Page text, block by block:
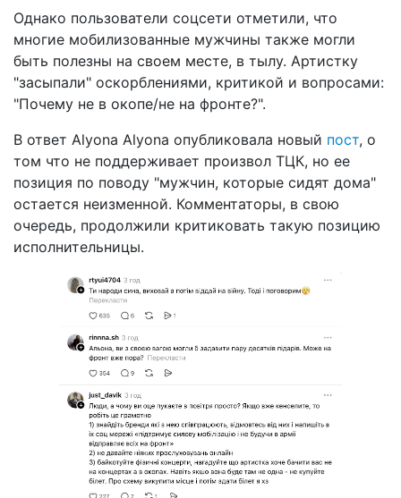
Однако пользователи соцсети отметили, что
многие мобилизованные мужчины также могли
быть полезны на своем месте, в тылу. Артистку
"засыпали" оскорблениями, критикой и вопросами:
"Почему не в окопе/не на фронте?".
В ответ Alyona Alyona опубликовала новый пост, о
том что не поддерживает произвол ТЦК, но ее
позиция по поводу "мужчин, которые сидят дома"
остается неизменной. Комментаторы, в свою
очередь, продолжили критиковать такую позицию
исполнительницы.